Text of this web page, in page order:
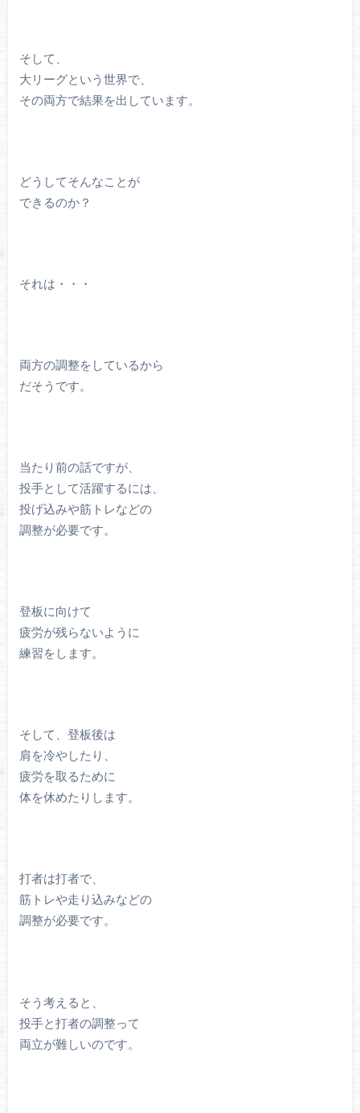
そして、
大リーグという世界で、
その両方で結果を出しています。
どうしてそんなことが
できるのか？
それは・・・
両方の調整をしているから
だそうです。
当たり前の話ですが、
投手として活躍するには、
投げ込みや筋トレなどの
調整が必要です。
登板に向けて
疲労が残らないように
練習をします。
そして、登板後は
肩を冷やしたり、
疲労を取るために
体を休めたりします。
打者は打者で、
筋トレや走り込みなどの
調整が必要です。
そう考えると、
投手と打者の調整って
両立が難しいのです。